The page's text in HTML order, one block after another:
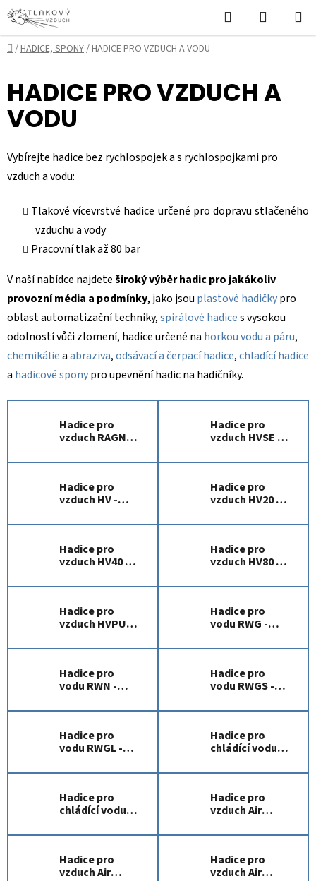
Přejít
na
obsah
Hledat
KOŠÍK
Domů
/HADICE, SPONY/HADICE PRO VZDUCH A VODU
HADICE PRO VZDUCH A
VODU
Vybírejte hadice bez rychlospojek a s rychlospojkami pro
vzduch a vodu:
Tlakové vícevrstvé hadice určené pro dopravu stlačeného
vzduchu a vody
Pracovní tlak až 80 bar
V naší nabídce najdeteširoký výběr hadic pro jakákoliv
provozní média a podmínky, jako jsou plastové hadičkypro
oblast automatizační techniky,spirálové hadices vysokou
odolností vůči zlomení, hadice určené na horkou vodu a páru,
chemikálieaabraziva,odsávací a čerpací hadice,chladící hadice
a hadicové sponypro upevnění hadic na hadičníky.
Hadice pro
vzduch RAGNO
Hadice pro
vzduch HVSE -
Hadice pro
vzduch HV -
Hadice pro
vzduch HV20 -
Hadice pro
vzduch HV40 -
Hadice pro
vzduch HV80 -
Hadice pro
vzduch HVPU -
Hadice pro
vodu RWG -
Hadice pro
vodu RWN -
Hadice pro
vodu RWGS -
Hadice pro
vodu RWGL -
Hadice pro
chládící vodu
Hadice pro
chládící vodu
Hadice pro
vzduch Air
Hadice pro
vzduch Air
Hadice pro
vzduch Air